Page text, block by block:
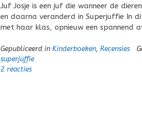
Juf Josje is een juf die wanneer de
en daarna veranderd in Superjuffie In
met haar klas, opnieuw een spannend
Gepubliceerd in Kinderboeken, Recensies
superjuffie
2 reacties